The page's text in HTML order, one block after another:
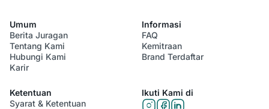
Umum
Berita Juragan
Tentang Kami
Hubungi Kami
Karir
Informasi
FAQ
Kemitraan
Brand Terdaftar
Ketentuan
Syarat & Ketentuan
Ikuti Kami di